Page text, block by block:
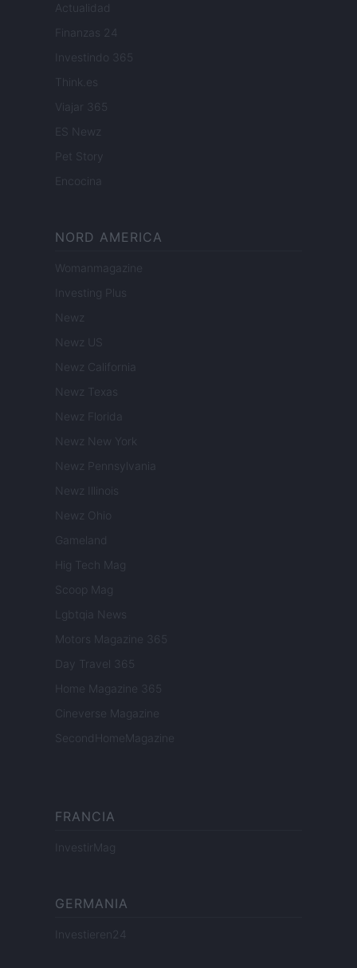
Actualidad
Finanzas 24
Investindo 365
Think.es
Viajar 365
ES Newz
Pet Story
Encocina
NORD AMERICA
Womanmagazine
Investing Plus
Newz
Newz US
Newz California
Newz Texas
Newz Florida
Newz New York
Newz Pennsylvania
Newz Illinois
Newz Ohio
Gameland
Hig Tech Mag
Scoop Mag
Lgbtqia News
Motors Magazine 365
Day Travel 365
Home Magazine 365
Cineverse Magazine
SecondHomeMagazine
FRANCIA
InvestirMag
GERMANIA
Investieren24